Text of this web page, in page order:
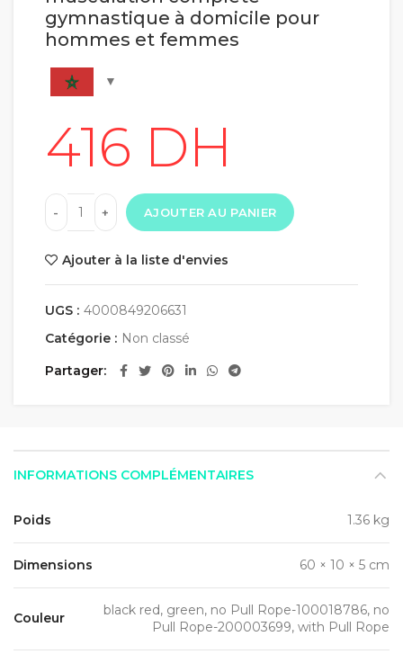
gymnastique à domicile pour
hommes et femmes
AJOUTER AU PANIER
Ajouter à la liste d'envies
UGS : 4000849206631
Catégorie : Non classé
Partager
INFORMATIONS COMPLÉMENTAIRES
Poids 1.36 kg
Dimensions 60 × 10 × 5 cm
Couleur
black red, green, no Pull Rope-100018786, no
Pull Rope-200003699, with Pull Rope